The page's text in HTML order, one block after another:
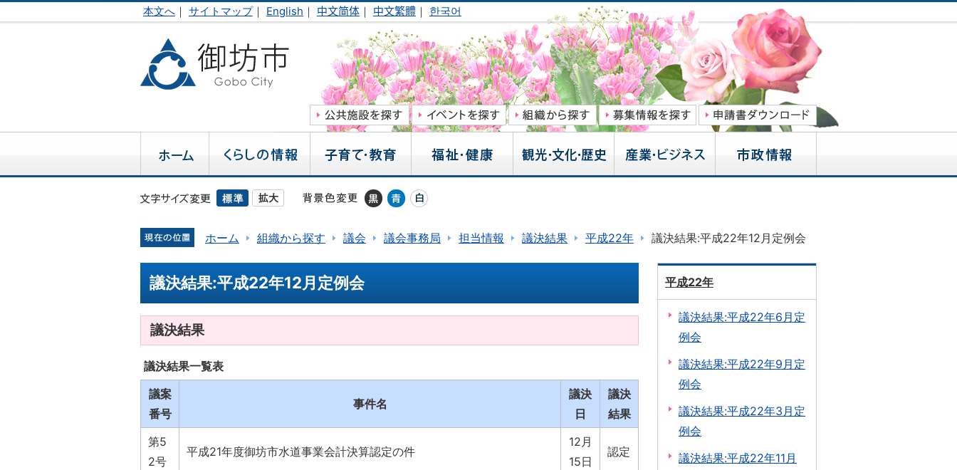
本文へ ｜ サイトマップ｜ English ｜ 中文简体 ｜ 中文繁體 ｜ 한국어
ホーム 組織から探す 議会 議会事務局 担当情報 議決結果 平成22年 議決結果:平成22年12月定例会
議決結果:平成22年12月定例会
議決結果
議決結果一覧表
議案
番号
事件名
議決
日
議決
結果
第5
2号
平成21年度御坊市水道事業会計決算認定の件
12月
15日
認定
平成22年
議決結果:平成22年6月定
例会
議決結果:平成22年9月定
例会
議決結果:平成22年3月定
例会
議決結果:平成22年11月